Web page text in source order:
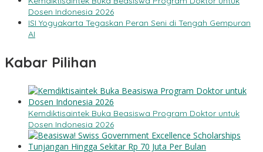
Dosen Indonesia 2026
ISI Yogyakarta Tegaskan Peran Seni di Tengah Gempuran
AI
Kabar Pilihan
Kemdiktisaintek Buka Beasiswa Program Doktor untuk
Dosen Indonesia 2026